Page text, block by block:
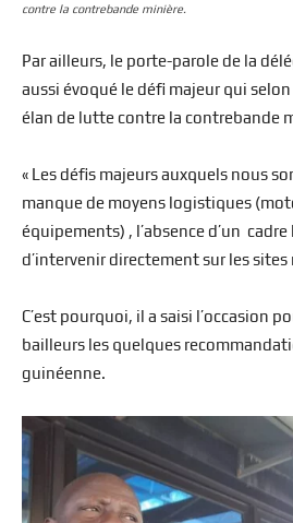
contre la contrebande minière.
Par ailleurs, le porte-parole de la
aussi évoqué le défi majeur qui
élan de lutte contre la contrebande
« Les défis majeurs auxquels nous
manque de moyens logistiques
équipements) , l’absence d’un
d’intervenir directement sur les
C’est pourquoi, il a saisi l’occasion
bailleurs les quelques
guinéenne.